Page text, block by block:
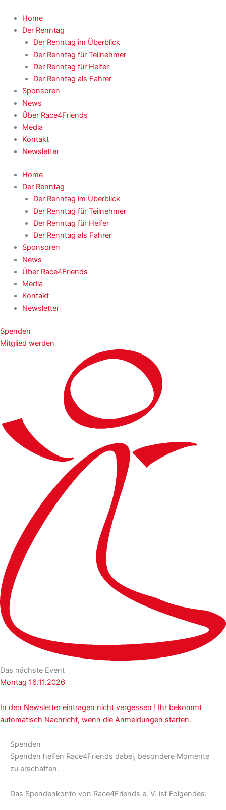
Inhalt
springen
Home
Der Renntag
Der Renntag im Überblick
Der Renntag für Teilnehmer
Der Renntag für Helfer
Der Renntag als Fahrer
Sponsoren
News
Über Race4Friends
Media
Kontakt
Newsletter
Home
Der Renntag
Der Renntag im Überblick
Der Renntag für Teilnehmer
Der Renntag für Helfer
Der Renntag als Fahrer
Sponsoren
News
Über Race4Friends
Media
Kontakt
Newsletter
Spenden
Mitglied werden
Das nächste Event
Montag 16.11.2026
In den Newsletter eintragen nicht vergessen ! Ihr bekommt
automatisch Nachricht, wenn die Anmeldungen starten.
Spenden
Spenden helfen Race4Friends dabei, besondere Momente
zu erschaffen.
Das Spendenkonto von Race4Friends e. V. ist Folgendes: